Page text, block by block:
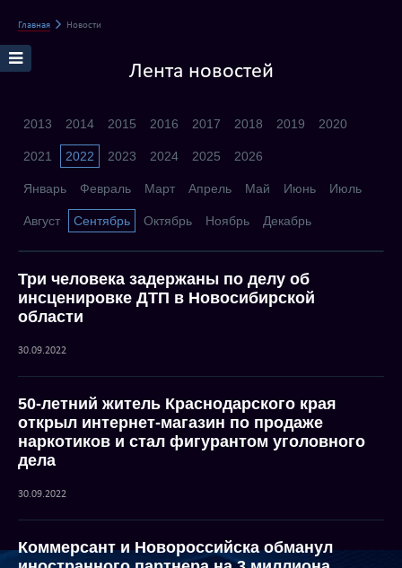
Главная Новости
Лента новостей
2013 2014 2015 2016 2017 2018 2019 2020
2021 2022 2023 2024 2025 2026
Январь Февраль Март Апрель Май Июнь Июль
Август Сентябрь Октябрь Ноябрь Декабрь
Три человека задержаны по делу об
инсценировке ДТП в Новосибирской
области
30.09.2022
50-летний житель Краснодарского края
открыл интернет-магазин по продаже
наркотиков и стал фигурантом уголовного
дела
30.09.2022
Коммерсант и Новороссийска обманул